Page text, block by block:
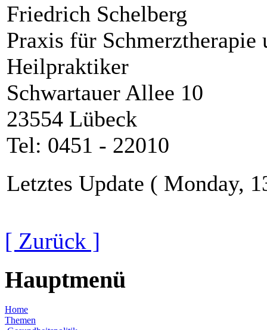
Friedrich Schelberg
Praxis für
Heilpraktiker
Schwartauer Allee 10
23554 Lübeck
Tel: 0451 - 22010
Letztes Update ( Monday,
[ Zurück ]
Hauptmenü
Home
Themen